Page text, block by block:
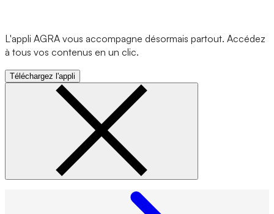
L'appli AGRA vous accompagne désormais partout. Accédez
à tous vos contenus en un clic.
Téléchargez l'appli